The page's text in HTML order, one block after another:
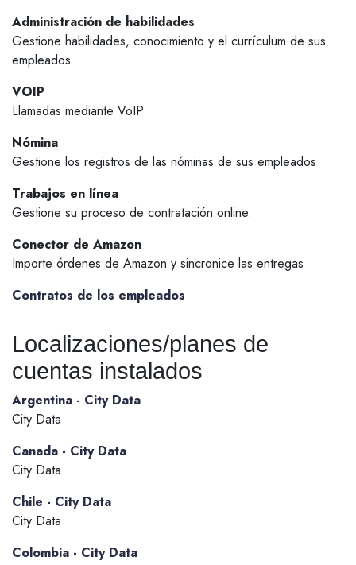
Administración de habilidades
Gestione habilidades, conocimiento y el currículum de sus
empleados
VOIP
Llamadas mediante VoIP
Nómina
Gestione los registros de las nóminas de sus empleados
Trabajos en línea
Gestione su proceso de contratación online.
Conector de Amazon
Importe órdenes de Amazon y sincronice las entregas
Contratos de los empleados
Localizaciones/planes de
cuentas instalados
Argentina - City Data
City Data
Canada - City Data
City Data
Chile - City Data
City Data
Colombia - City Data